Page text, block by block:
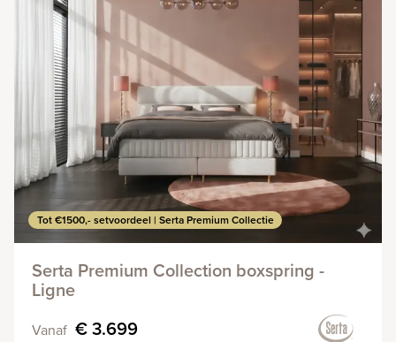
Tot €1500,- setvoordeel | Serta Premium Collectie
Serta Premium Collection boxspring -
Ligne
Vanaf € 3.699